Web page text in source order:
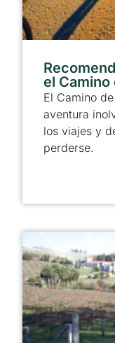
el Camino
El Camino
aventura
los viajes y
perderse.